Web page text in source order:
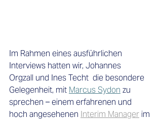
Im Rahmen eines ausführlichen
Interviews hatten wir, Johannes
Orgzall und Ines Techt  die besondere
Gelegenheit, mit Marcus Sydon zu
sprechen – einem erfahrenen und
hoch angesehenen Interim Manager im